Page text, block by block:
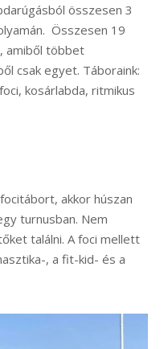
összesen 3
Összesen 19
amiből többet
csak egyet. Táboraink:
kosárlabda, ritmikus
akkor húszan
turnusban. Nem
találni. A foci mellett
, a fit-kid- és a